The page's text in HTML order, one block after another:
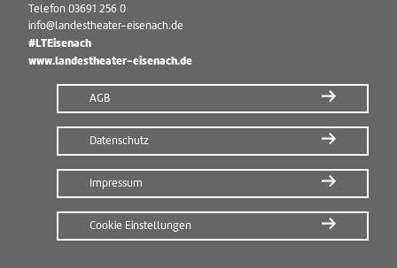
Telefon 03691 256 0
info@landestheater-eisenach.de
#LTEisenach
www.landestheater-eisenach.de
AGB
Datenschutz
Impressum
Cookie Einstellungen